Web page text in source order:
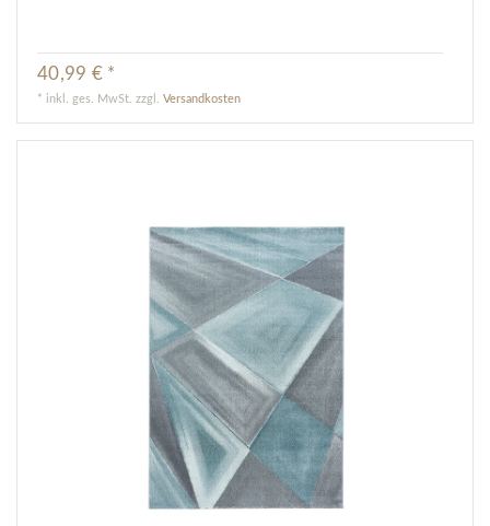
40,99 € *
* inkl. ges. MwSt. zzgl.Versandkosten